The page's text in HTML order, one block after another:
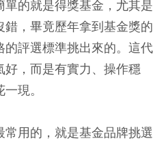
的就是得獎基金，尤其是
，畢竟歷年拿到基金獎的
評選標準挑出來的。這代
，而是有實力、操作穩
現。
用的，就是基金品牌挑選